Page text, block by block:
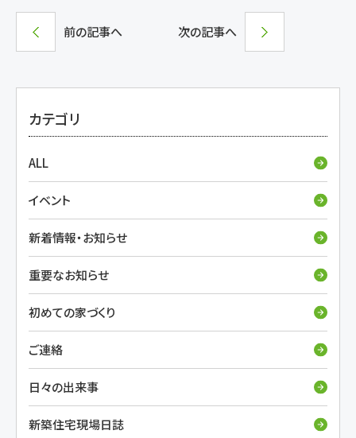
前の記事へ 次の記事へ
カテゴリ
ALL
イベント
新着情報・お知らせ
重要なお知らせ
初めての家づくり
ご連絡
日々の出来事
新築住宅現場日誌